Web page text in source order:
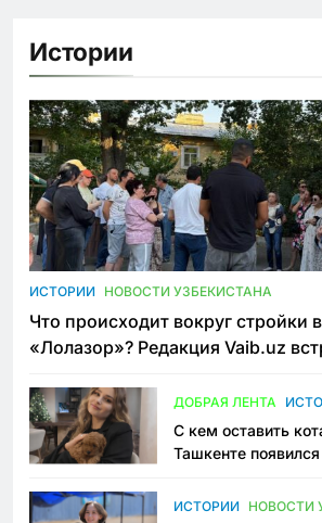
Истории
ИСТОРИИ НОВОСТИ УЗБЕКИСТАНА
Что происходит вокруг стройки
«Лолазор»? Редакция Vaib.uz
ДОБРАЯ ЛЕНТА
С кем оставить
Ташкенте
ИСТОРИИ НОВОСТИ